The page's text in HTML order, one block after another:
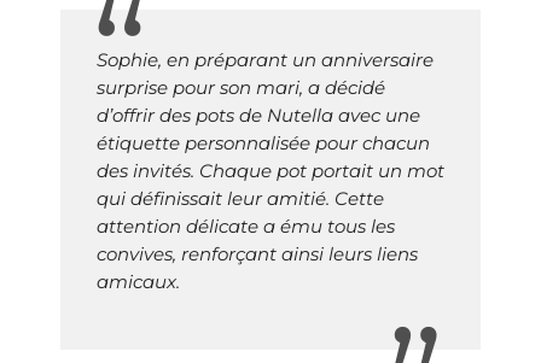
Sophie, en préparant un anniversaire
surprise pour son mari, a décidé
d’offrir des pots de Nutella avec une
étiquette personnalisée pour chacun
des invités. Chaque pot portait un mot
qui définissait leur amitié. Cette
attention délicate a ému tous les
convives, renforçant ainsi leurs liens
amicaux.